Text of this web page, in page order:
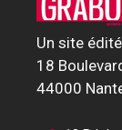
Un site
18
44000